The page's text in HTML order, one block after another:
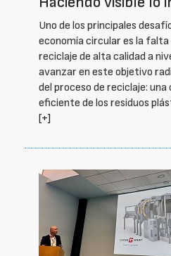
Uno de los principales
economía circular es la falta
reciclaje de alta calidad a
avanzar en este objetivo
del proceso de reciclaje:
eficiente de los residuos
[+]